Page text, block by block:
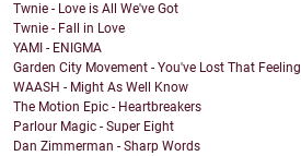
Twnie - Love is All We've Got
Twnie - Fall in Love
YAMI - ENIGMA
Garden City Movement - You've Lost That Feeling
WAASH - Might As Well Know
The Motion Epic - Heartbreakers
Parlour Magic - Super Eight
Dan Zimmerman - Sharp Words